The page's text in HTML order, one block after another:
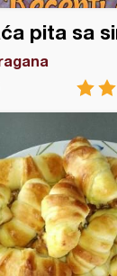
pita sa